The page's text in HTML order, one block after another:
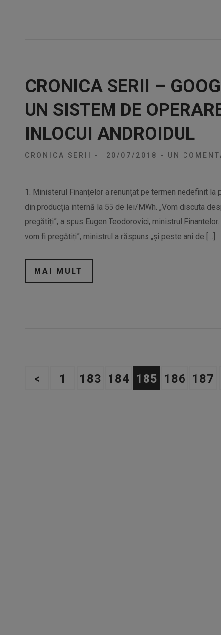
CRONICA SERII –
UN SISTEM DE
INLOCUI ANDROIDUL
CRONICA SERII - 20/07/2018 - UN
1. Ministerul Finanțelor a renunțat pe termen nedefinit
din producția internă la 55 de lei/MWh. „Vom discuta
pregătiți”, a spus Eugen Teodorovici, ministrul
vom fi pregătiți”, ministrul a răspuns „și peste ani de […]
MAI MULT
< 1 183 184 185 186 187